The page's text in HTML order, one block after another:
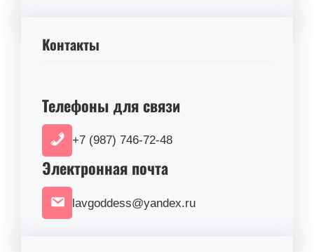
Контакты
Телефоны для связи
+7 (987) 746-72-48
Электронная почта
lavgoddess@yandex.ru